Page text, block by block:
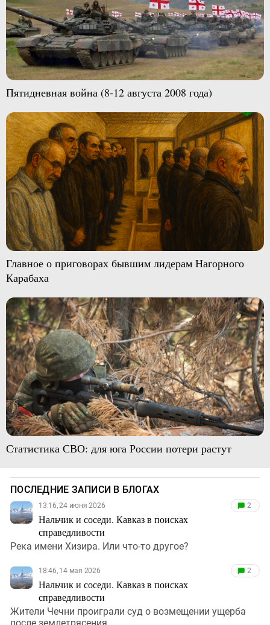
Пятидневная война (8-12 августа 2008 года)
Главное о приговорах бывшим лидерам Нагорного
Карабаха
Статистика СВО: для юга России потери растут
ПОСЛЕДНИЕ ЗАПИСИ В БЛОГАХ
13:16, 24 июня 2026
Нальчик и соседи. Кавказ в поисках
справедливости
2
Река имени Хизира. Или что-то другое?
18:46, 14 мая 2026
Нальчик и соседи. Кавказ в поисках
справедливости
2
Жители Чечни проиграли суд о возмещении ущерба